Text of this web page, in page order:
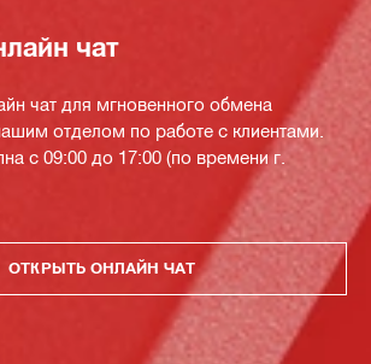
чат
чат для мгновенного обмена
отделом по работе с клиентами.
с 09:00 до 17:00 (по времени г.
ОТКРЫТЬ ОНЛАЙН ЧАТ